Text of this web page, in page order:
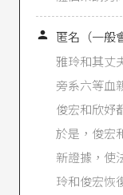
 匿名（一般
雅玲和其丈
旁系六等血
俊宏和欣妤
於是，俊宏
新證據，使
玲和俊宏恢